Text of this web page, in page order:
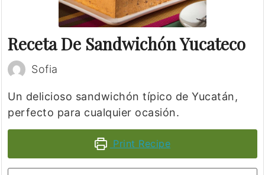
Receta De Sandwichón Yucateco
Sofia
Un delicioso sandwichón típico de Yucatán,
perfecto para cualquier ocasión.
Print Recipe